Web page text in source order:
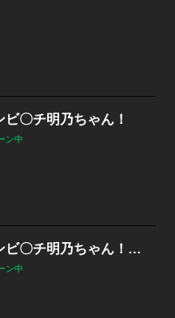
〇チ明乃ちゃん！
ン中
ファッションビ〇チ明乃ちゃん！【分冊版】
ン中